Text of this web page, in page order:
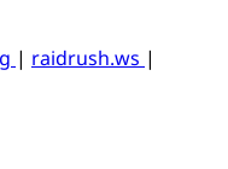
| raidrush.ws |